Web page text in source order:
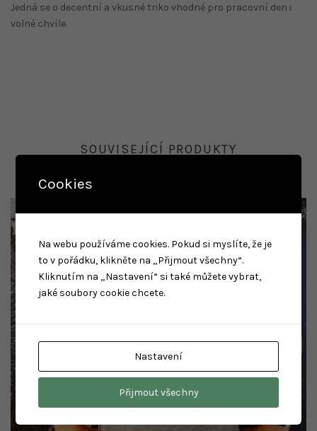
Jedná se o decentní a vkusné triko vhodné pro pracovní den i
volné chvíle.
SOUVISEJÍCÍ PRODUKTY
Cookies
Na webu používáme cookies. Pokud si myslíte, že je
to v pořádku, klikněte na „Přijmout všechny“.
Kliknutím na „Nastavení“ si také můžete vybrat,
jaké soubory cookie chcete.
Nastavení
Přijmout všechny